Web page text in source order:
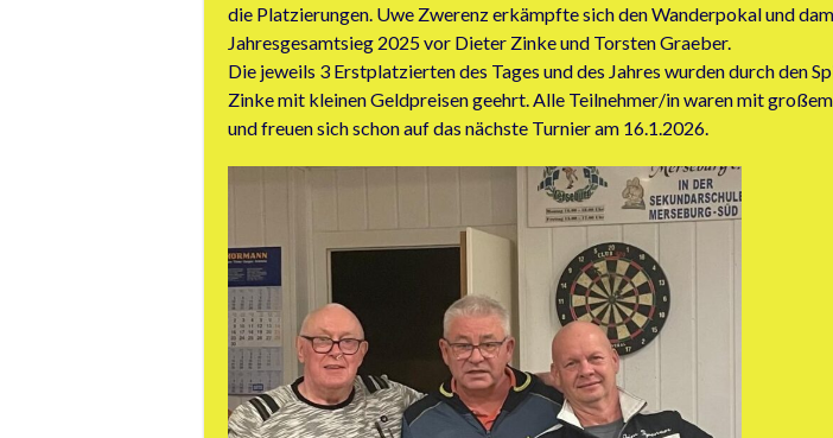
die Platzierungen. Uwe Zwerenz erkämpfte sich den Wanderpokal und
Jahresgesamtsieg 2025 vor Dieter Zinke und Torsten Graeber.
Die jeweils 3 Erstplatzierten des Tages und des Jahres wurden durch den
Zinke mit kleinen Geldpreisen geehrt. Alle Teilnehmer/in waren mit
und freuen sich schon auf das nächste Turnier am 16.1.2026.